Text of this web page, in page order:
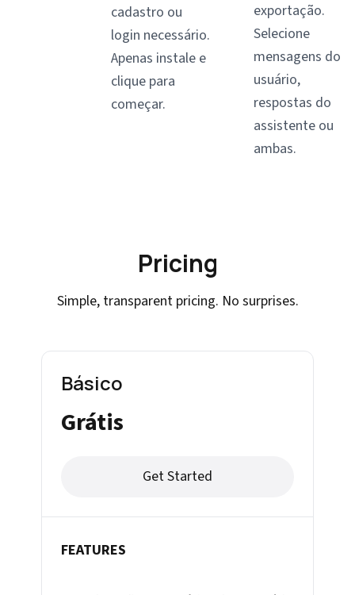
cadastro ou
login necessário.
Apenas instale e
clique para
começar.
exportação.
Selecione
mensagens do
usuário,
respostas do
assistente ou
ambas.
Pricing
Simple, transparent pricing. No surprises.
Básico
Grátis
Get Started
FEATURES